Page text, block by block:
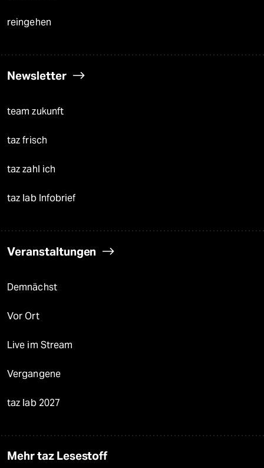
reingehen
Newsletter
team zukunft
taz frisch
taz zahl ich
taz lab Infobrief
Veranstaltungen
Demnächst
Vor Ort
Live im Stream
Vergangene
taz lab 2027
Mehr taz Lesestoff